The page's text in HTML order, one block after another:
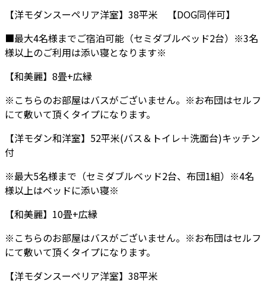
【洋モダンスーペリア洋室】38平米 【DOG同伴可】
■最大4名様までご宿泊可能（セミダブルベッド2台）※3名
様以上のご利用は添い寝となります※
【和美麗】8畳+広縁
※こちらのお部屋はバスがございません。※お布団はセルフ
にて敷いて頂くタイプになります。
【洋モダン和洋室】52平米(バス＆トイレ＋洗面台)キッチン
付
※最大5名様まで（セミダブルベッド2台、布団1組）※4名
様以上はベッドに添い寝※
【和美麗】10畳+広縁
※こちらのお部屋はバスがございません。※お布団はセルフ
にて敷いて頂くタイプになります。
【洋モダンスーペリア洋室】38平米